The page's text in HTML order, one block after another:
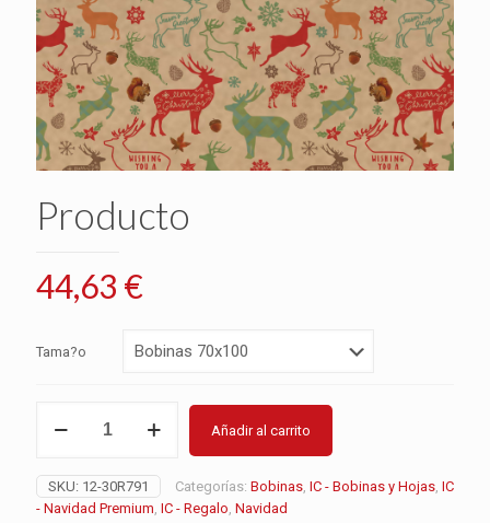
Producto
44,63 €
Tama?o
cantidad
Añadir al carrito
SKU: 12-30R791 Categorías: Bobinas, IC - Bobinas y Hojas, IC
- Navidad Premium, IC - Regalo, Navidad